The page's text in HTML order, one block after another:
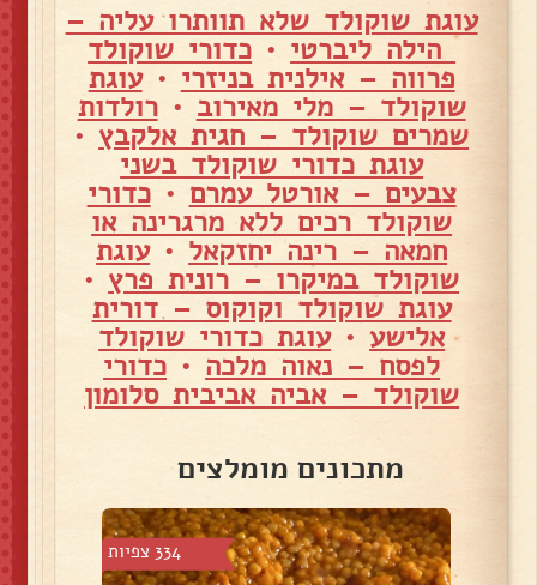
עוגת שוקולד שלא תוותרו עליה –
הילה ליברטי • כדורי שוקולד
פרווה – אילנית בניזרי •עוגת
שוקולד – מלי מאירוב •רולדות
שמרים שוקולד – חגית אלקבץ •
עוגת כדורי שוקולד בשני
צבעים – אורטל עמרם •כדורי
שוקולד רכים ללא מרגרינה או
חמאה – רינה יחזקאל •עוגת
שוקולד במיקרו – רונית פרץ •
עוגת שוקולד וקוקוס – דורית
אלישע•עוגת כדורי שוקולד
לפסח – נאוה מלכה • כדורי
שוקולד – אביה אביבית סלומון
מתכונים מומלצים
334 צפיות